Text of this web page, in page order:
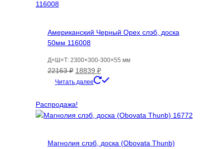
Американский Черный Орех слэб, доска
50мм 116008
Д×Ш×Т: 2300×300-300×55 мм
22163₽ Первоначальная
цена
22163 ₽.
18839 ₽Текущая
цена:
Читать далее
Распродажа!
Магнолия слэб, доска (Obovata Thunb)